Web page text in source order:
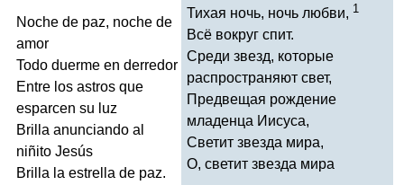
Noche de paz, noche de
amor
Todo duerme en derredor
Entre los astros que
esparcen su luz
Brilla anunciando al
niñito Jesús
Brilla la estrella de paz.
Тихая ночь, ночь любви, 1
Всё вокруг спит.
Среди звезд, которые
распространяют свет,
Предвещая рождение
младенца Иисуса,
Светит звезда мира,
О, светит звезда мира